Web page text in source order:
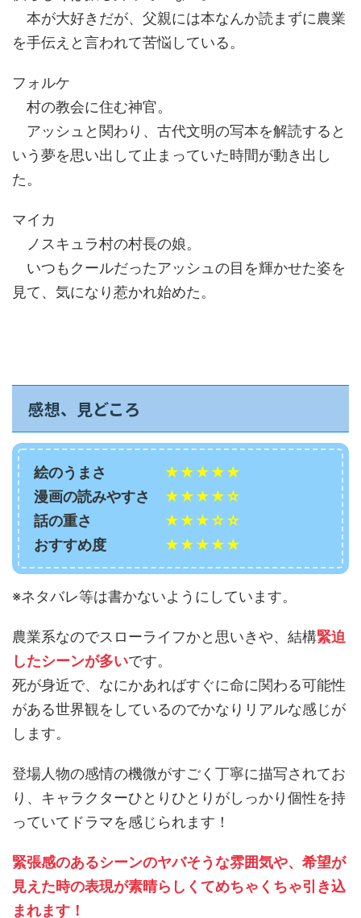
本が大好きだが、父親には本なんか読まずに農業
を手伝えと言われて苦悩している。
フォルケ
村の教会に住む神官。
アッシュと関わり、古代文明の写本を解読すると
いう夢を思い出して止まっていた時間が動き出し
た。
マイカ
ノスキュラ村の村長の娘。
いつもクールだったアッシュの目を輝かせた姿を
見て、気になり惹かれ始めた。
感想、見どころ
絵のうまさ ★★★★★
漫画の読みやすさ ★★★★☆
話の重さ ★★★☆☆
おすすめ度 ★★★★★
※ネタバレ等は書かないようにしています。
農業系なのでスローライフかと思いきや、結構緊迫
したシーンが多いです。
死が身近で、なにかあればすぐに命に関わる可能性
がある世界観をしているのでかなりリアルな感じが
します。
登場人物の感情の機微がすごく丁寧に描写されてお
り、キャラクターひとりひとりがしっかり個性を持
っていてドラマを感じられます！
緊張感のあるシーンのヤバそうな雰囲気や、希望が
見えた時の表現が素晴らしくてめちゃくちゃ引き込
まれます！